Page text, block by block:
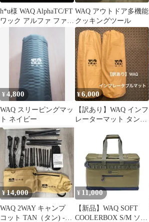
h*u様 WAQ AlphaTC/FT
ワック アルファ ファミ
WAQ アウトドア多機能
クッキングツール
¥4,800
WAQ スリーピングマッ
ト ネイビー
¥6,000
【訳あり】WAQ インフ
レーターマット タンカ
¥14,000
WAQ 2WAY キャンプ
コット TAN（タン) -
¥ 11,000
【新品】WAQ SOFT
COOLERBOX S/M ソフ